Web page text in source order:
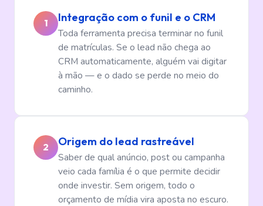
1 Integração com o funil e o CRM
Toda ferramenta precisa terminar no funil
de matrículas. Se o lead não chega ao
CRM automaticamente, alguém vai digitar
à mão — e o dado se perde no meio do
caminho.
2 Origem do lead rastreável
Saber de qual anúncio, post ou campanha
veio cada família é o que permite decidir
onde investir. Sem origem, todo o
orçamento de mídia vira aposta no escuro.